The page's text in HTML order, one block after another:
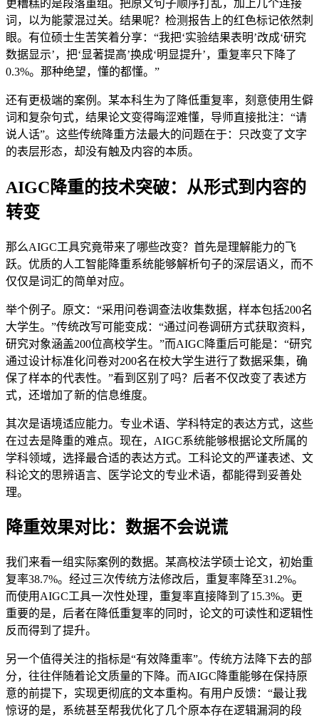
更糟糕的是段落重组。把原文句子顺序打乱，加上几个连接
词，以为能蒙混过关。结果呢？检测报告上的红色标记依然刺
眼。有位硕士生苦笑着分享：“我把‘实验结果表明’改成‘研究
数据显示’，把‘显著提高’换成‘明显提升’，重复率只下降了
0.3%。那种绝望，懂的都懂。”
还有更极端的案例。某本科生为了降低重复率，刻意使用生僻
词和复杂句式，结果论文变得晦涩难懂，导师直接批注：“请
说人话”。这些传统降重方法最大的问题在于：只改变了文字
的表层形态，却没有触及内容的本质。
AIGC降重的技术突破：从形式到内容的
转变
那么AIGC工具究竟带来了哪些改变？首先是理解能力的飞
跃。优质的人工智能降重系统能够解析句子的深层语义，而不
仅仅是词汇的简单对应。
举个例子。原文：“采用问卷调查法收集数据，样本包括200名
大学生。”传统改写可能变成：“通过问卷调研方式获取资料，
研究对象涵盖200位高校学生。”而AIGC降重后可能是：“研究
通过设计标准化问卷对200名在校大学生进行了数据采集，确
保了样本的代表性。”看到区别了吗？后者不仅改变了表述方
式，还增加了新的信息维度。
其次是语境适应能力。专业术语、学科特定的表达方式，这些
在过去是降重的难点。现在，AIGC系统能够根据论文所属的
学科领域，选择最合适的表达方式。工科论文的严谨表述、文
科论文的思辨语言、医学论文的专业术语，都能得到妥善处
理。
降重效果对比：数据不会说谎
我们来看一组实际案例的数据。某高校法学硕士论文，初始重
复率38.7%。经过三次传统方法修改后，重复率降至31.2%。
而使用AIGC工具一次性处理，重复率直接降到了15.3%。更
重要的是，后者在降低重复率的同时，论文的可读性和逻辑性
反而得到了提升。
另一个值得关注的指标是“有效降重率”。传统方法降下去的部
分，往往伴随着论文质量的下降。而AIGC降重能够在保持原
意的前提下，实现更彻底的文本重构。有用户反馈：“最让我
惊讶的是，系统甚至帮我优化了几个原本存在逻辑漏洞的段